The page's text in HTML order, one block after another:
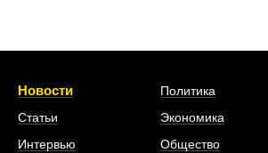
Новости
Статьи
Интервью
Политика
Экономика
Общество